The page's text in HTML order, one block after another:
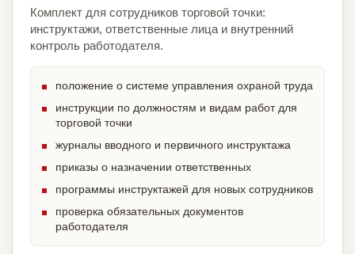
Комплект для сотрудников торговой точки:
инструктажи, ответственные лица и внутренний
контроль работодателя.
положение о системе управления охраной труда
инструкции по должностям и видам работ для
торговой точки
журналы вводного и первичного инструктажа
приказы о назначении ответственных
программы инструктажей для новых сотрудников
проверка обязательных документов
работодателя